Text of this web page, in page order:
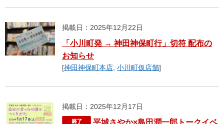
掲載日：2025年12月22日
「小川町発 → 神田神保町行」切符 配布の
お知らせ
[神田神保町本店, 小川町仮店舗]
掲載日：2025年12月17日